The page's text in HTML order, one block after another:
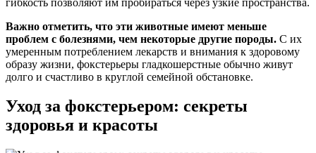
Важно отметить, что эти животные имеют меньше
проблем с болезнями, чем некоторые другие породы. С их
умеренным потреблением лекарств и внимания к здоровому
образу жизни, фокстерьеры гладкошерстные обычно живут
долго и счастливо в круглой семейной обстановке.
Уход за фокстерьером: секреты
здоровья и красоты